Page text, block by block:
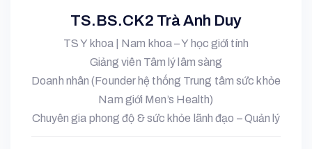
TS.BS.CK2 Trà Anh Duy
TS Y khoa | Nam khoa – Y học giới tính
Giảng viên Tâm lý lâm sàng
Doanh nhân (Founder hệ thống Trung tâm sức khỏe
Nam giới Men’s Health)
Chuyên gia phong độ & sức khỏe lãnh đạo – Quản lý